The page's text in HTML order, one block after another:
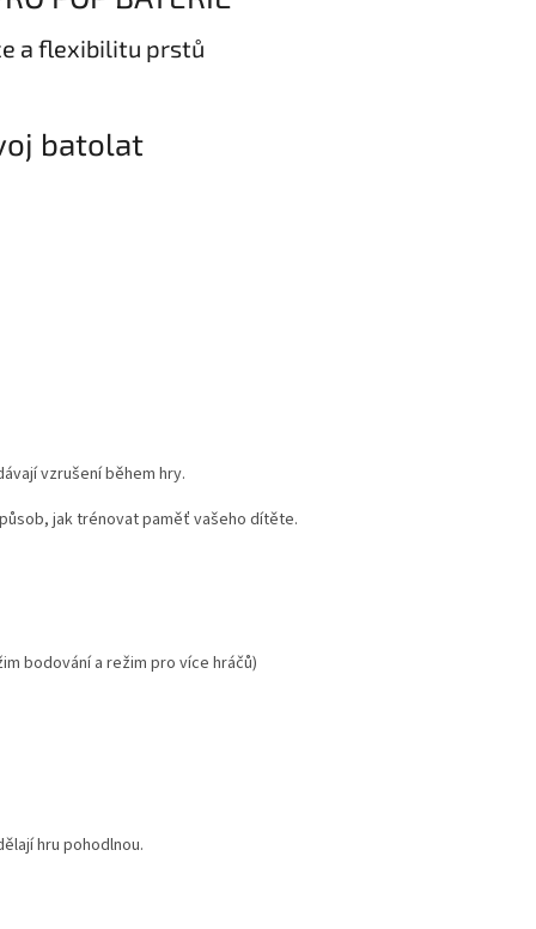
a flexibilitu prstů
batolat
vzrušení během hry.
jak trénovat paměť vašeho dítěte.
bodování a režim pro více hráčů)
hru pohodlnou.